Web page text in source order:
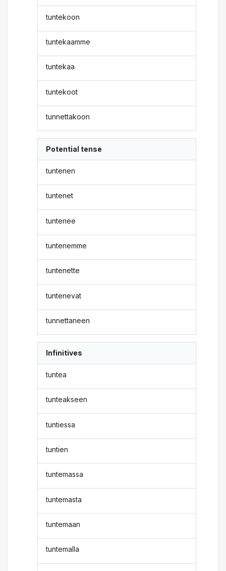
tuntekoon
tuntekaamme
tuntekaa
tuntekoot
tunnettakoon
Potential tense
tuntenen
tuntenet
tuntenee
tuntenemme
tuntenette
tuntenevat
tunnettaneen
Infinitives
tuntea
tunteakseen
tuntiessa
tuntien
tuntemassa
tuntemasta
tuntemaan
tuntemalla